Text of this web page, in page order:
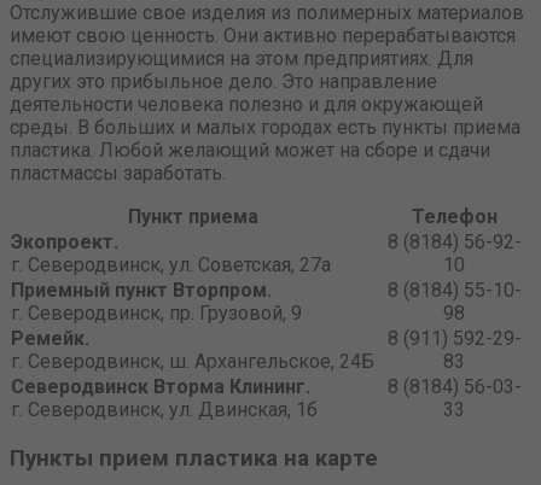
Отслужившие свое изделия из полимерных материалов
имеют свою ценность. Они активно перерабатываются
специализирующимися на этом предприятиях. Для
других это прибыльное дело. Это направление
деятельности человека полезно и для окружающей
среды. В больших и малых городах есть пункты приема
пластика. Любой желающий может на сборе и сдачи
пластмассы заработать.
Пункт приема
Телефон
Экопроект.
г. Северодвинск, ул. Советская, 27а
8 (8184) 56-92-
10
Приемный пункт Вторпром.
г. Северодвинск, пр. Грузовой, 9
8 (8184) 55-10-
98
Ремейк.
г. Северодвинск, ш. Архангельское, 24Б
8 (911) 592-29-
83
Северодвинск Вторма Клининг.
г. Северодвинск, ул. Двинская, 1б
8 (8184) 56-03-
33
Пункты прием пластика на карте